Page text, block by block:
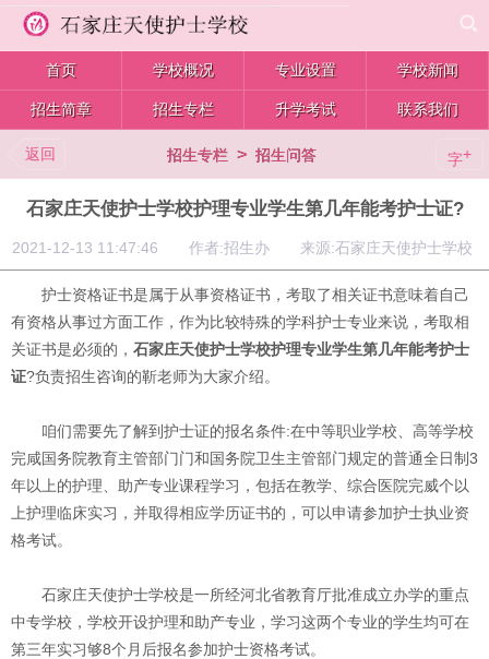
首页 学校概况 专业设置 学校新闻
招生简章 招生专栏 升学考试 联系我们
返回 招生专栏 > 招生问答 字+
石家庄天使护士学校护理专业学生第几年能考护士证?
2021-12-13 11:47:46 作者:招生办 来源:石家庄天使护士学校
护士资格证书是属于从事资格证书，考取了相关证书意味着自己
有资格从事过方面工作，作为比较特殊的学科护士专业来说，考取相
关证书是必须的， 石家庄天使护士学校护理专业学生第几年能考护士
证?负责招生咨询的靳老师为大家介绍。
咱们需要先了解到护士证的报名条件:在中等职业学校、高等学校
完咸国务院教育主管部门门和国务院卫生主管部门规定的普通全日制3
年以上的护理、助产专业课程学习，包括在教学、综合医院完威个以
上护理临床实习，并取得相应学历证书的，可以申请参加护士执业资
格考试。
石家庄天使护士学校是一所经河北省教育厅批准成立办学的重点
中专学校，学校开设护理和助产专业，学习这两个专业的学生均可在
第三年实习够8个月后报名参加护士资格考试。